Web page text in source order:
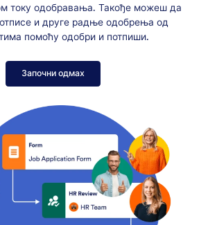
току одобравања. Такође можеш да
и друге радње одобрења од
помоћу одобри и потпиши.
Започни одмах